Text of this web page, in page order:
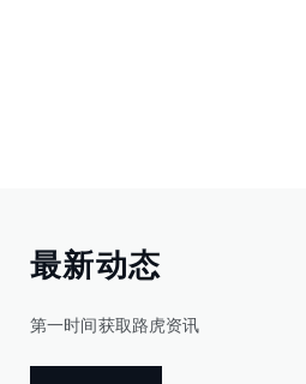
最新动态
第一时间获取路虎资讯